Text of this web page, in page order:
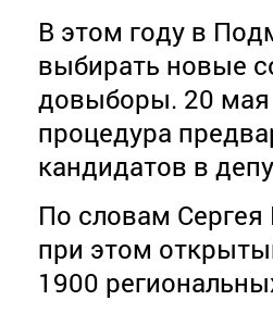
В этом году в
выбирать новые
довыборы. 20 мая
процедура
кандидатов в
По словам
при этом
1900